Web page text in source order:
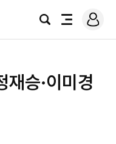
검
전
로
그
승·이미경